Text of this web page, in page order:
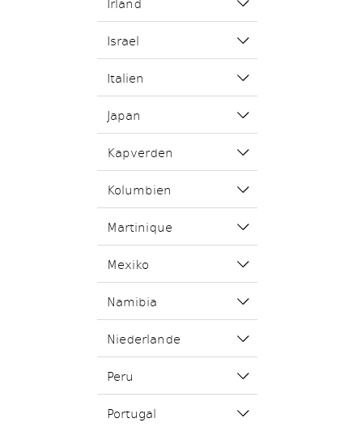
Israel
Italien
Japan
Kapverden
Kolumbien
Martinique
Mexiko
Namibia
Niederlande
Peru
Portugal